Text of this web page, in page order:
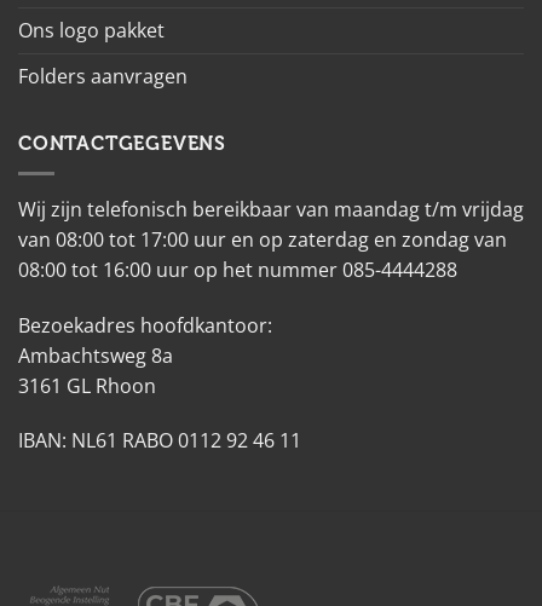
Ons logo pakket
Folders aanvragen
CONTACTGEGEVENS
Wij zijn telefonisch bereikbaar van maandag t/m vrijdag
van 08:00 tot 17:00 uur en op zaterdag en zondag van
08:00 tot 16:00 uur op het nummer 085-4444288
Bezoekadres hoofdkantoor:
Ambachtsweg 8a
3161 GL Rhoon
IBAN: NL61 RABO 0112 92 46 11